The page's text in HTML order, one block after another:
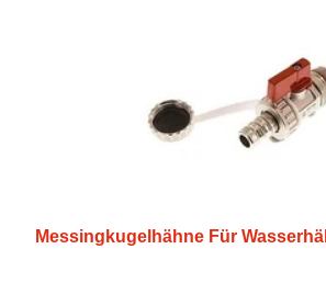
Messingkugelhähne Für